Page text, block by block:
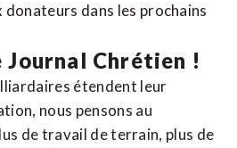
dans les prochains
Journal Chrétien !
étendent leur
nous pensons au
de travail de terrain, plus de